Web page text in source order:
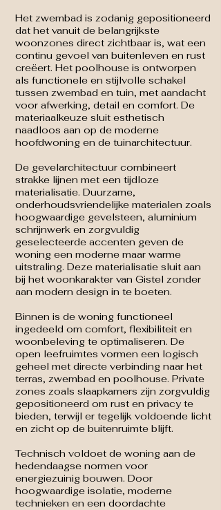
Het zwembad is zodanig gepositioneerd
dat het vanuit de belangrijkste
woonzones direct zichtbaar is, wat een
continu gevoel van buitenleven en rust
creëert. Het poolhouse is ontworpen
als functionele en stijlvolle schakel
tussen zwembad en tuin, met aandacht
voor afwerking, detail en comfort. De
materiaalkeuze sluit esthetisch
naadloos aan op de moderne
hoofdwoning en de tuinarchitectuur.
De gevelarchitectuur combineert
strakke lijnen met een tijdloze
materialisatie. Duurzame,
onderhoudsvriendelijke materialen zoals
hoogwaardige gevelsteen, aluminium
schrijnwerk en zorgvuldig
geselecteerde accenten geven de
woning een moderne maar warme
uitstraling. Deze materialisatie sluit aan
bij het woonkarakter van Gistel zonder
aan modern design in te boeten.
Binnen is de woning functioneel
ingedeeld om comfort, flexibiliteit en
woonbeleving te optimaliseren. De
open leefruimtes vormen een logisch
geheel met directe verbinding naar het
terras, zwembad en poolhouse. Private
zones zoals slaapkamers zijn zorgvuldig
gepositioneerd om rust en privacy te
bieden, terwijl er tegelijk voldoende licht
en zicht op de buitenruimte blijft.
Technisch voldoet de woning aan de
hedendaagse normen voor
energiezuinig bouwen. Door
hoogwaardige isolatie, moderne
technieken en een doordachte